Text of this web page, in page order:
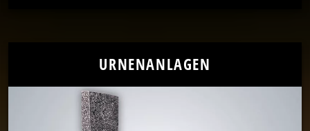
URNENANLAGEN